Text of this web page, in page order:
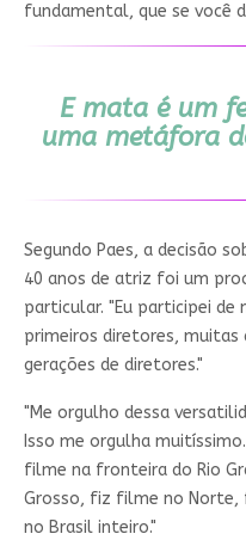
fundamental, que se você
E mata é um
uma metáfora
Segundo Paes, a decisão
40 anos de atriz foi um
particular. "Eu participei
primeiros diretores,
gerações de diretores."
"Me orgulho dessa
Isso me orgulha
filme na fronteira do Rio
Grosso, fiz filme no
no Brasil inteiro."